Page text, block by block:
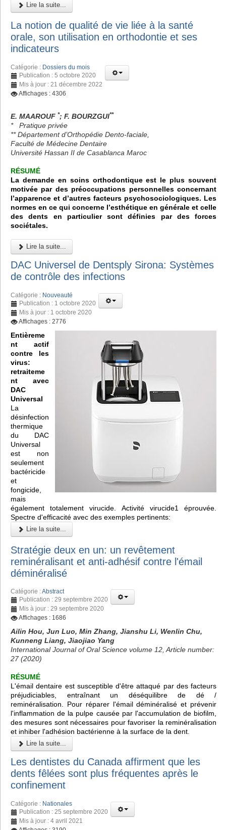
Lire la suite...
La notion de qualité de vie liée à la santé
orale, son utilisation en orthodontie et ses
indicateurs
Catégorie : Dossiers du mois
Publication : 5 octobre 2020
Mis à jour : 21 décembre 2022
Affichages : 4306
E. MAAROUF *; F. BOURZGUI**
* Pratique privée
** Département d’Orthopédie Dento-faciale,
Faculté de Médecine Dentaire
Université Hassan II de Casablanca Maroc
RÉSUMÉ
La demande en soins orthodontique est le plus souvent
motivée par des préoccupations personnelles concernant
l’apparence et d’autres facteurs psychosociologiques. Les
normes en ce qui concerne l’esthétique en générale et celle
des dents en particulier sont définies par des forces
sociétales.
Lire la suite...
DAC Universel de Dentsply Sirona: Systèmes
de contrôle des infections
Catégorie : Nouveauté
Publication : 1 octobre 2020
Mis à jour : 1 octobre 2020
Affichages : 2776
Entièreme
nt actif
contre les
virus:
retraiteme
nt avec
DAC
Universal
La
désinfection
thermique
du DAC
Universal
est non
seulement
bactéricide
et
fongicide,
mais
également totalement virucide. Activité virucide1 éprouvée.
Spectre d'efficacité avec des exemples pertinents:
Lire la suite...
Stratégie deux en un: un revêtement
reminéralisant et anti-adhésif contre l'émail
déminéralisé
Catégorie :Abstract
Publication : 29 septembre 2020
Mis à jour : 29 septembre 2020
Affichages : 1686
Ailin Hou, Jun Luo, Min Zhang, Jianshu Li, Wenlin Chu,
Kunneng Liang, Jiaojiao Yang
International Journal of Oral Science volume 12, Article number:
27 (2020)
RÉSUMÉ
L'émail dentaire est susceptible d'être attaqué par des facteurs
préjudiciables, entraînant un déséquilibre de dé /
reminéralisation. Pour réparer l'émail déminéralisé et prévenir
l'inflammation de la pulpe causée par l'accumulation de biofilm,
des mesures sont nécessaires pour favoriser la reminéralisation
et inhiber l'adhésion bactérienne à la surface de la dent.
Lire la suite...
Les dentistes du Canada affirment que les
dents fêlées sont plus fréquentes après le
confinement
Catégorie : Nationales
Publication : 25 septembre 2020
Mis à jour : 4 avril 2021